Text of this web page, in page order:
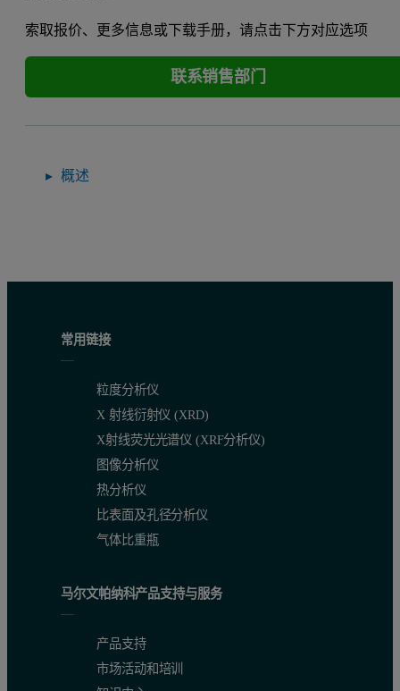
索取报价、更多信息或下载手册，请点击下方对应选项
联系销售部门
概述
常用链接
粒度分析仪
X 射线衍射仪 (XRD)
X射线荧光光谱仪 (XRF分析仪)
图像分析仪
热分析仪
比表面及孔径分析仪
气体比重瓶
马尔文帕纳科产品支持与服务
产品支持
市场活动和培训